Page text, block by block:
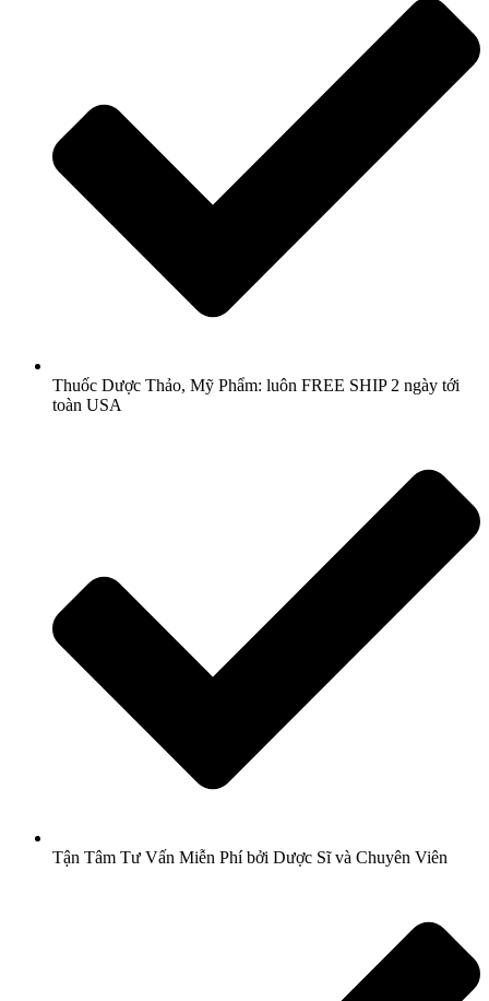
Thuốc Dược Thảo, Mỹ Phẩm: luôn FREE SHIP 2 ngày tới
toàn USA
Tận Tâm Tư Vấn Miễn Phí bởi Dược Sĩ và Chuyên Viên